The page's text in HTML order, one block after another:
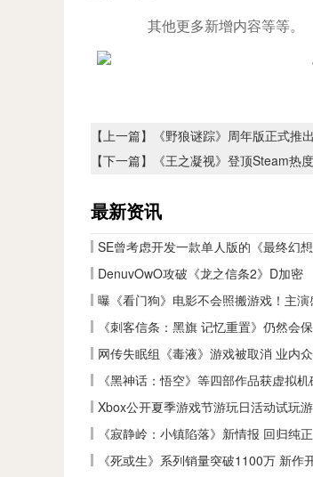
其他更多新增内容等等。
【上一篇】
《野狼谜踪》周年版正式推
【下一篇】
《王之凝视》登顶Steam热
最新资讯
SE曾考虑开发一款单人版的《最终幻想
DenuvOwO攻破《龙之信条2》D加密
曝《看门狗》电影不会照搬游戏！主
《刺客信条：黑旗 记忆重置》仍然会
网传失眠组《毒液》游戏被取消 业内
《黑神话：悟空》等四部作品获虚拟
Xbox公开夏季游戏节游玩日活动试玩
《寂静岭：小镇陷落》新情报 回归纯
《死或生》系列销量突破1100万 新作